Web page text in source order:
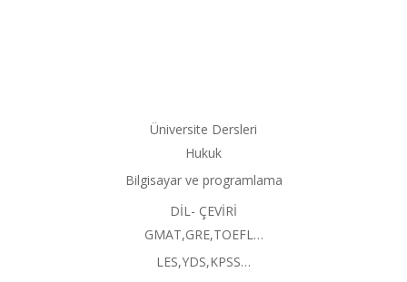
Üniversite Dersleri
Hukuk
Bilgisayar ve programlama
DİL- ÇEVİRİ
GMAT,GRE,TOEFL…
LES,YDS,KPSS…